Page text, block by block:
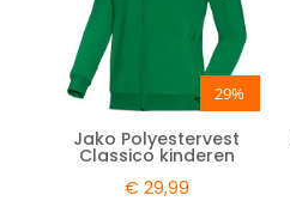
29%
Jako Polyestervest
Classico kinderen
€ 29,99